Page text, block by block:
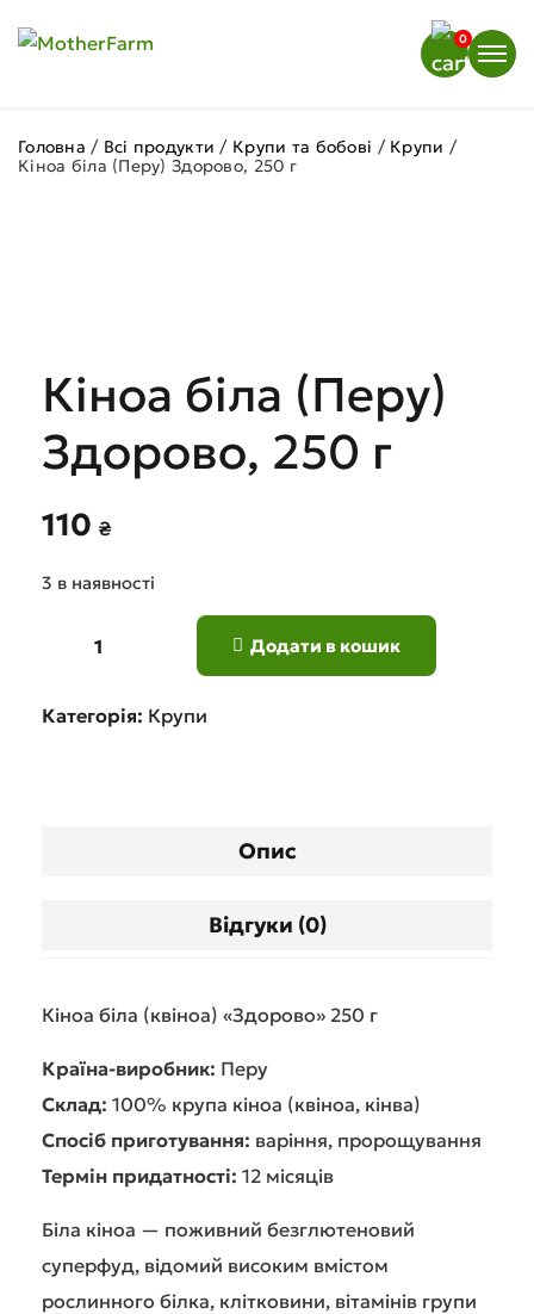
0
Головна / Всі продукти / Крупи та бобові / Крупи /
Кіноа біла (Перу) Здорово, 250 г
Кіноа біла (Перу)
Здорово, 250 г
110 ₴
3 в наявності
Додати в кошик
Категорія: Крупи
Опис
Відгуки (0)
Кіноа біла (квіноа) «Здорово» 250 г
Країна-виробник: Перу
Склад: 100% крупа кіноа (квіноа, кінва)
Спосіб приготування: варіння, пророщування
Термін придатності: 12 місяців
Біла кіноа — поживний безглютеновий
суперфуд, відомий високим вмістом
рослинного білка, клітковини, вітамінів групи